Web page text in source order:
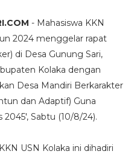
- Mahasiswa KKN
2024 menggelar rapat
di Desa Gunung Sari,
Kolaka dengan
Desa Mandiri Berkarakter
dan Adaptif) Guna
Sabtu (10/8/24).
USN Kolaka ini dihadiri